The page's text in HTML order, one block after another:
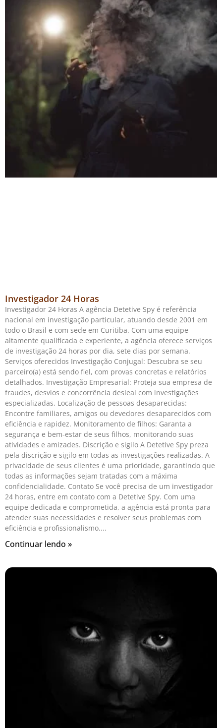
Investigador 24 Horas
Investigador 24 Horas A agência Detetive Spy é referência
nacional em investigação particular, atuando desde 2001 em
todo o Brasil e com sede em Curitiba. Com uma equipe
altamente qualificada e experiente, a agência oferece serviços
de investigação 24 horas por dia, sete dias por semana.
Serviços oferecidos Investigação Conjugal: Descubra se seu
parceiro(a) está sendo fiel, com provas concretas e relatórios
detalhados. Investigação Empresarial: Proteja sua empresa de
fraudes, desvios e concorrência desleal com investigações
especializadas. Localização de pessoas desaparecidas:
Encontre familiares, amigos ou devedores desaparecidos com
eficiência e rapidez. Monitoramento de filhos: Garanta a
segurança e bem-estar de seus filhos, monitorando suas
atividades e amizades. Discrição e sigilo A Detetive Spy preza
pela discrição e sigilo em todas as investigações realizadas. A
privacidade de seus clientes é uma prioridade, garantindo que
todas as informações sejam tratadas com a máxima
confidencialidade. Contato Se você precisa de um investigador
24 horas, entre em contato com a Detetive Spy. Com uma
equipe dedicada e comprometida, a agência está pronta para
atender suas necessidades e resolver seus problemas com
eficiência e profissionalismo.
Continuar lendo »